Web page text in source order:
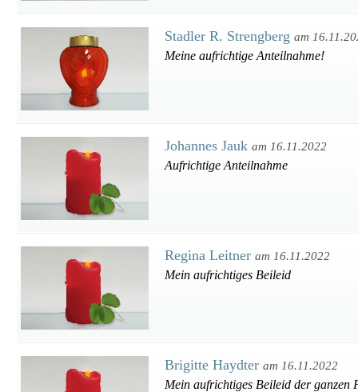
Stadler R. Strengberg am
Meine aufrichtige Anteilnahme!
Johannes Jauk am 16.11.2022
Aufrichtige Anteilnahme
Regina Leitner am 16.11.2022
Mein aufrichtiges Beileid
Brigitte Haydter am 16.11.2022
Mein aufrichtiges Beileid der ganzen